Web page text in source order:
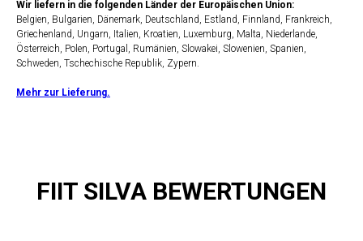
Wir liefern in die folgenden Länder der Europäischen Union:
Belgien, Bulgarien, Dänemark, Deutschland, Estland, Finnland, Frankreich,
Griechenland, Ungarn, Italien, Kroatien, Luxemburg, Malta, Niederlande,
Österreich, Polen, Portugal, Rumänien, Slowakei, Slowenien, Spanien,
Schweden, Tschechische Republik, Zypern.
Mehr zur Lieferung.
FIIT SILVA BEWERTUNGEN